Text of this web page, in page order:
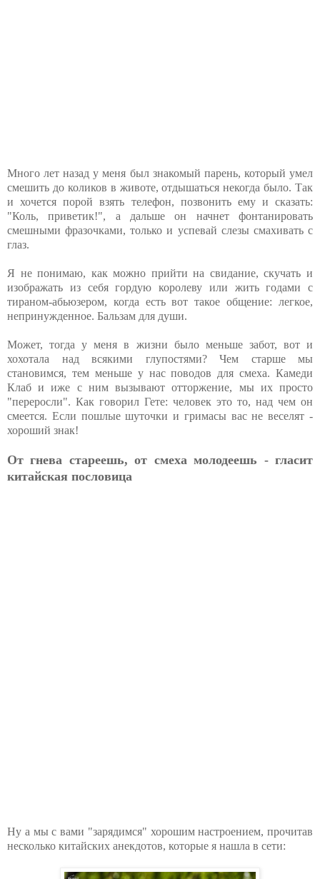
Много лет назад у меня был знакомый парень, который умел
смешить до коликов в животе, отдышаться некогда было. Так
и хочется порой взять телефон, позвонить ему и сказать:
"Коль, приветик!", а дальше он начнет фонтанировать
смешными фразочками, только и успевай слезы смахивать с
глаз.
Я не понимаю, как можно прийти на свидание, скучать и
изображать из себя гордую королеву или жить годами с
тираном-абьюзером, когда есть вот такое общение: легкое,
непринужденное. Бальзам для души.
Может, тогда у меня в жизни было меньше забот, вот и
хохотала над всякими глупостями? Чем старше мы
становимся, тем меньше у нас поводов для смеха. Камеди
Клаб и иже с ним вызывают отторжение, мы их просто
"переросли". Как говорил Гете: человек это то, над чем он
смеется. Если пошлые шуточки и гримасы вас не веселят -
хороший знак!
От гнева стареешь, от смеха молодеешь - гласит
китайская пословица
Ну а мы с вами "зарядимся" хорошим настроением, прочитав
несколько китайских анекдотов, которые я нашла в сети: